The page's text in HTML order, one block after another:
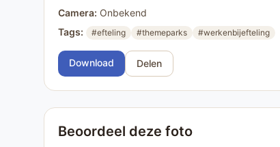
Camera: Onbekend
Tags:
#efteling #themeparks #werkenbijefteling
Download Delen
Beoordeel deze foto